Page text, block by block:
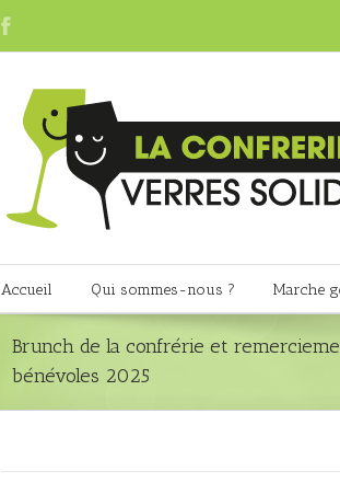
Accueil Qui sommes-nous ? Marche
Brunch de la confrérie et
bénévoles 2025